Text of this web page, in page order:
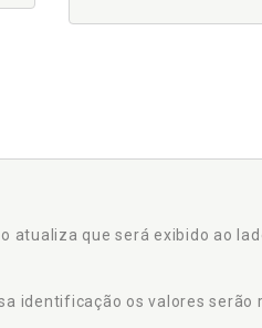
atualiza que será exibido ao
identificação os valores serão